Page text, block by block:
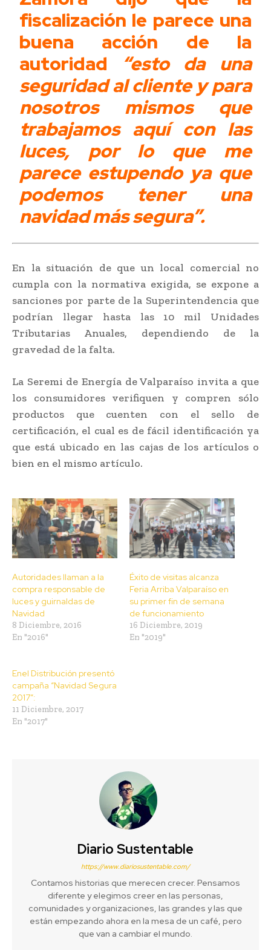
fiscalización le parece una
buena acción de la
autoridad “esto da una
seguridad al cliente y para
nosotros mismos que
trabajamos aquí con las
luces, por lo que me
parece estupendo ya que
podemos tener una
navidad más segura”.
En la situación de que un local comercial no
cumpla con la normativa exigida, se expone a
sanciones por parte de la Superintendencia que
podrían llegar hasta las 10 mil Unidades
Tributarias Anuales, dependiendo de la
gravedad de la falta.
La Seremi de Energía de Valparaíso invita a que
los consumidores verifiquen y compren sólo
productos que cuenten con el sello de
certificación, el cual es de fácil identificación ya
que está ubicado en las cajas de los artículos o
bien en el mismo artículo.
Autoridades llaman a la
compra responsable de
luces y guirnaldas de
Navidad
8 Diciembre, 2016
En "2016"
Éxito de visitas alcanza
Feria Arriba Valparaíso en
su primer fin de semana
de funcionamiento
16 Diciembre, 2019
En "2019"
Enel Distribución presentó
campaña “Navidad Segura
2017”:
11 Diciembre, 2017
En "2017"
Diario Sustentable
https://www.diariosustentable.com/
Contamos historias que merecen crecer. Pensamos
diferente y elegimos creer en las personas,
comunidades y organizaciones, las grandes y las que
están empezando ahora en la mesa de un café, pero
que van a cambiar el mundo.